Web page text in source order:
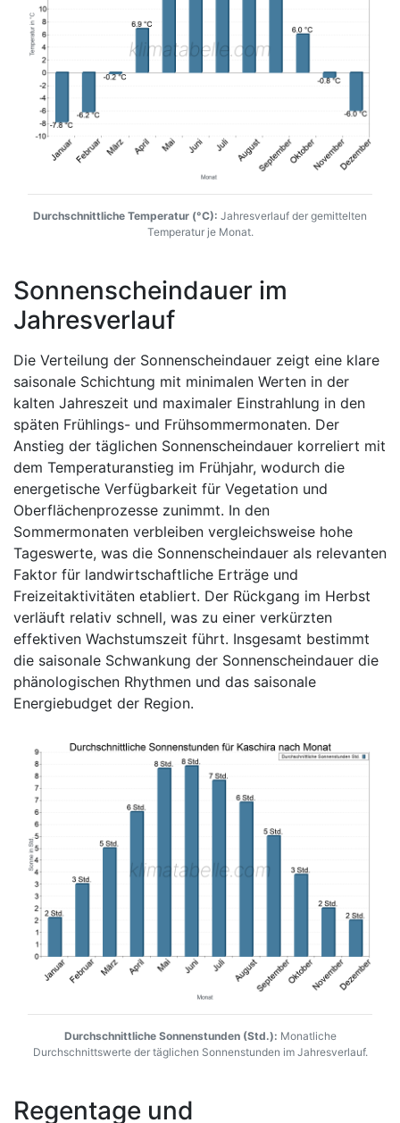
Durchschnittliche Temperatur (°C): Jahresverlauf der gemittelten
Temperatur je Monat.
Sonnenscheindauer im
Jahresverlauf
Die Verteilung der Sonnenscheindauer zeigt eine klare
saisonale Schichtung mit minimalen Werten in der
kalten Jahreszeit und maximaler Einstrahlung in den
späten Frühlings- und Frühsommermonaten. Der
Anstieg der täglichen Sonnenscheindauer korreliert mit
dem Temperaturanstieg im Frühjahr, wodurch die
energetische Verfügbarkeit für Vegetation und
Oberflächenprozesse zunimmt. In den
Sommermonaten verbleiben vergleichsweise hohe
Tageswerte, was die Sonnenscheindauer als relevanten
Faktor für landwirtschaftliche Erträge und
Freizeitaktivitäten etabliert. Der Rückgang im Herbst
verläuft relativ schnell, was zu einer verkürzten
effektiven Wachstumszeit führt. Insgesamt bestimmt
die saisonale Schwankung der Sonnenscheindauer die
phänologischen Rhythmen und das saisonale
Energiebudget der Region.
Durchschnittliche Sonnenstunden (Std.): Monatliche
Durchschnittswerte der täglichen Sonnenstunden im Jahresverlauf.
Regentage und